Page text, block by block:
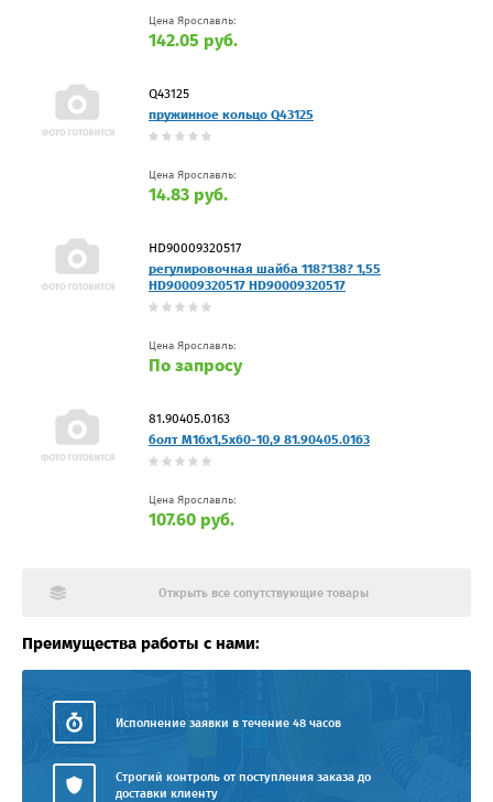
Цена Ярославль:
142.05 руб.
Q43125
пружинное кольцо Q43125
Цена Ярославль:
14.83 руб.
HD90009320517
регулировочная шайба 118?138? 1,55
HD90009320517 HD90009320517
Цена Ярославль:
По запросу
81.90405.0163
болт M16x1,5x60-10,9 81.90405.0163
Цена Ярославль:
107.60 руб.
Открыть все сопутствующие товары
Преимущества работы с нами:
Исполнение заявки в течение 48 часов
Строгий контроль от поступления заказа до
доставки клиенту